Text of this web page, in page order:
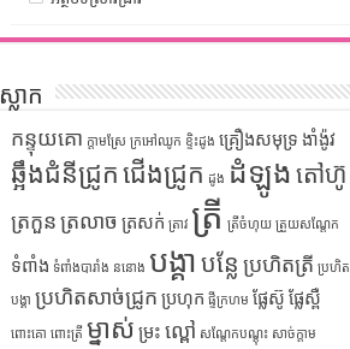
ស្លាក
កន្ទុយគោ ក្តាមស្រែ ក្រអៅឈូក ខ្ទិះដូង គ្រឿងសមុទ្រ ងាំង៉ូវ
ឆ្អឹងជំនីជ្រូក ជើងជ្រូក ដូង ដំឡូង តៅហ៊ូ
ត្រកួន ត្រលាច ត្រសក់ ត្រាវ ត្រី ត្រីចំហុយ ត្រួយសណ្តែក
ទំពាំង ទំពាំងបារាំង ននោង បង្គា បន្លែ ប្រហិតត្រី ប្រហិត
បង្គា ប្រហិតសាច់ជ្រូក ប្រហុក ផ្ទីក្រហម ផ្លែស៊ូ ផ្លែស្ពឺ
ពោះគោ ពោះត្រី ម្នាស់ ម្រះ ល្ពៅ សណ្តែកបណ្តុះ សាច់ក្តាម